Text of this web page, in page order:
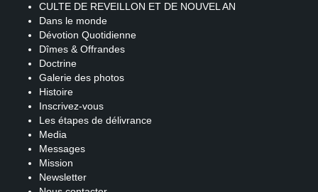
CULTE DE REVEILLON ET DE NOUVEL AN
Dans le monde
Dévotion Quotidienne
Dîmes & Offrandes
Doctrine
Galerie des photos
Histoire
Inscrivez-vous
Les étapes de délivrance
Media
Messages
Mission
Newsletter